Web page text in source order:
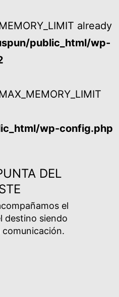
already
public_html/wp-
wp-config.php
DEL
el
destino siendo
comunicación.